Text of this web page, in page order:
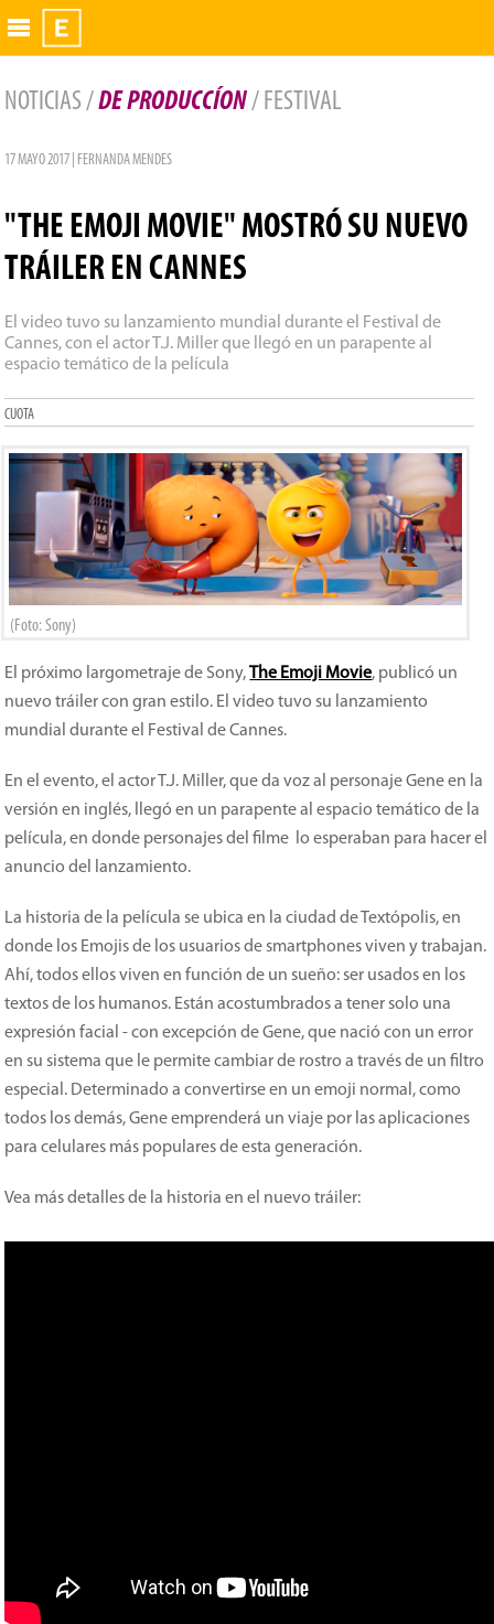
Exhibidor
NOTICIAS /DE PRODUCCÍON/ FESTIVAL
17 MAYO 2017 | FERNANDA MENDES
"THE EMOJI MOVIE" MOSTRÓ SU NUEVO
TRÁILER EN CANNES
El video tuvo su lanzamiento mundial durante el Festival de
Cannes, con el actor T.J. Miller que llegó en un parapente al
espacio temático de la película
CUOTA
(Foto: Sony)
El próximo largometraje de Sony,The Emoji Movie, publicó un
nuevo tráiler con gran estilo. El video tuvo su lanzamiento
mundial durante el Festival de Cannes.
En el evento, el actor T.J. Miller, que da voz al personaje Gene en la
versión en inglés, llegó en un parapente al espacio temático de la
película, en donde personajes del filme lo esperaban para hacer el
anuncio del lanzamiento.
La historia de la película se ubica en la ciudad de Textópolis, en
donde los Emojis de los usuarios de smartphones viven y trabajan.
Ahí, todos ellos viven en función de un sueño: ser usados en los
textos de los humanos. Están acostumbrados a tener solo una
expresión facial - con excepción de Gene, que nació con un error
en su sistema que le permite cambiar de rostro a través de un filtro
especial. Determinado a convertirse en un emoji normal, como
todos los demás, Gene emprenderá un viaje por las aplicaciones
para celulares más populares de esta generación.
Vea más detalles de la historia en el nuevo tráiler: